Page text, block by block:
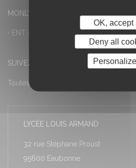
MONLYCEE.NET (ENT) – PRONOTE
ENT – Accès à PRONOTE
SUIVEZ-NOUS
Toutes les actualités
LYCÉE LOUIS ARMAND
32 rue Stéphane Proust
95600 Eaubonne
OK, accept
Deny all
Personalize